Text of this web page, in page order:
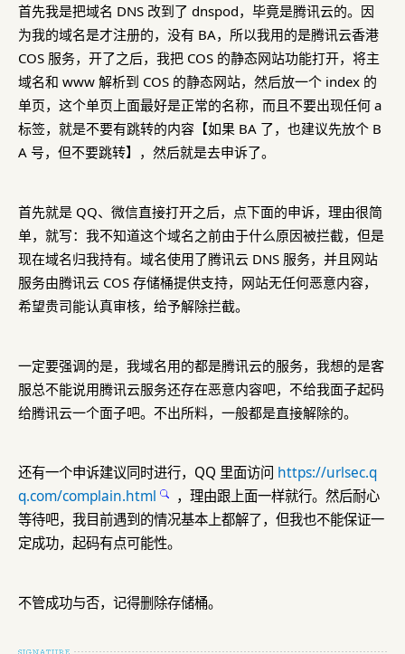
首先我是把域名 DNS 改到了 dnspod，毕竟是腾讯云的。因
为我的域名是才注册的，没有 BA，所以我用的是腾讯云香港
COS 服务，开了之后，我把 COS 的静态网站功能打开，将主
域名和 www 解析到 COS 的静态网站，然后放一个 index 的
单页，这个单页上面最好是正常的名称，而且不要出现任何 a
标签，就是不要有跳转的内容【如果 BA 了，也建议先放个 B
A 号，但不要跳转】，然后就是去申诉了。
首先就是 QQ、微信直接打开之后，点下面的申诉，理由很简
单，就写：我不知道这个域名之前由于什么原因被拦截，但是
现在域名归我持有。域名使用了腾讯云 DNS 服务，并且网站
服务由腾讯云 COS 存储桶提供支持，网站无任何恶意内容，
希望贵司能认真审核，给予解除拦截。
一定要强调的是，我域名用的都是腾讯云的服务，我想的是客
服总不能说用腾讯云服务还存在恶意内容吧，不给我面子起码
给腾讯云一个面子吧。不出所料，一般都是直接解除的。
还有一个申诉建议同时进行，QQ 里面访问 https://urlsec.q
q.com/complain.html
，理由跟上面一样就行。然后耐心
等待吧，我目前遇到的情况基本上都解了，但我也不能保证一
定成功，起码有点可能性。
不管成功与否，记得删除存储桶。